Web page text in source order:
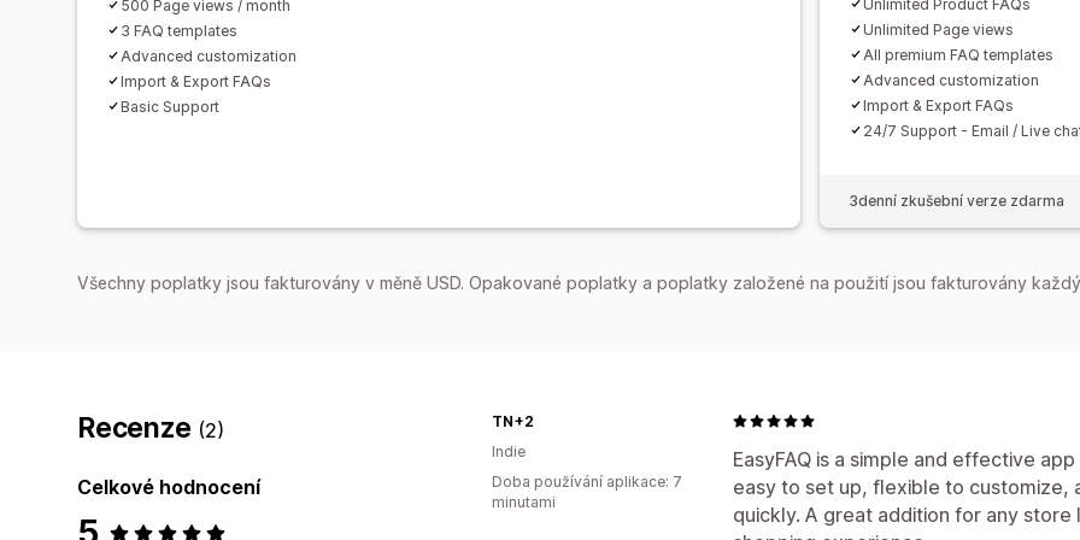
500 Page views / month
3 FAQ templates
Advanced customization
Import & Export FAQs
Basic Support
Unlimited Product FAQs
Unlimited Page views
All premium FAQ templates
Advanced customization
Import & Export FAQs
24/7 Support - Email / Live
3denní zkušební verze zdarma
Všechny poplatky jsou fakturovány v měně USD. Opakované poplatky a poplatky založené na použití jsou fakturovány
Recenze (2)
Celkové hodnocení
EasyFAQ is a simple and effective
easy to set up, flexible to customize,
quickly. A great addition for any
TN+2
Indie
Doba používání aplikace: 7
minutami